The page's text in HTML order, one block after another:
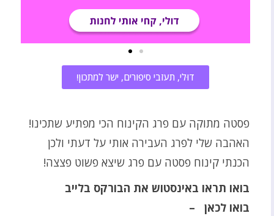
דוּלי, תעזבי סיפורים, ישר למתכון!
פסטה מתוקה עם פרג הקינוח הכי מפתיע שתכינו!
האהבה שלי לפרג העבירה אותי על דעתי ולכן
הכנתי קינוח פסטה עם פרג שיצא פשוט פצצה!
בואו תראו באינסטוש את הבורקס בלייב
בואו לכאן –